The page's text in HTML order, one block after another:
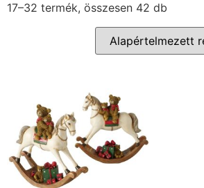
17–32 termék, összesen 42 db